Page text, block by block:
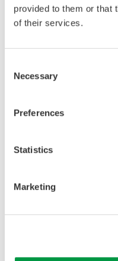
provided to them or that
of their services.
Selection
Necessary
Preferences
Statistics
Marketing
波形测量仪器
的概念，将数字示波器和
河示波记录仪作为世界一
大测量带宽的优点，可广
横河示波器既有面向低成
DLM3000系列，也有业
系列，在由智能控制的
多领域中，成为全球工程